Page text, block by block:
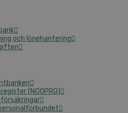
och lönehantering
(NGOPRO)